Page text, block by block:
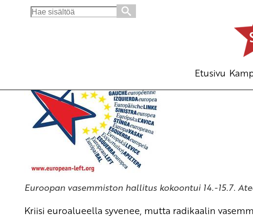
Search
Etusivu
Vaihtoehto EU:n pankkituelle ja leikkauspolitiikalle
Euroopan vasemmiston hallitus kokoontui 14.-15.7.
Kriisi euroalueella syvenee, mutta radikaalin